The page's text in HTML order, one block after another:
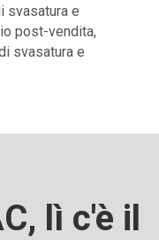
svasatura e
post-vendita,
svasatura e
lì c'è il